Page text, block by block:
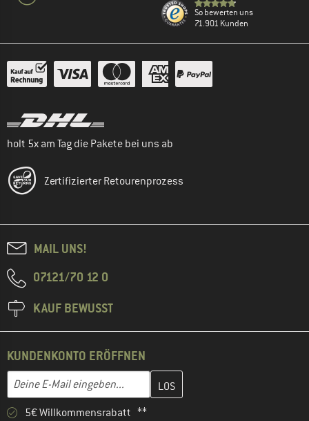
So bewerten uns
71.901 Kunden
holt 5x am Tag die Pakete bei uns ab
Zertifizierter Retourenprozess
MAIL UNS!
07121/70 12 0
KAUF BEWUSST
KUNDENKONTO ERÖFFNEN
E-Mail-Adresse
Gib hier deine E-Mail-Adresse ein und erstelle im nächsten
5€ Willkommensrabatt **